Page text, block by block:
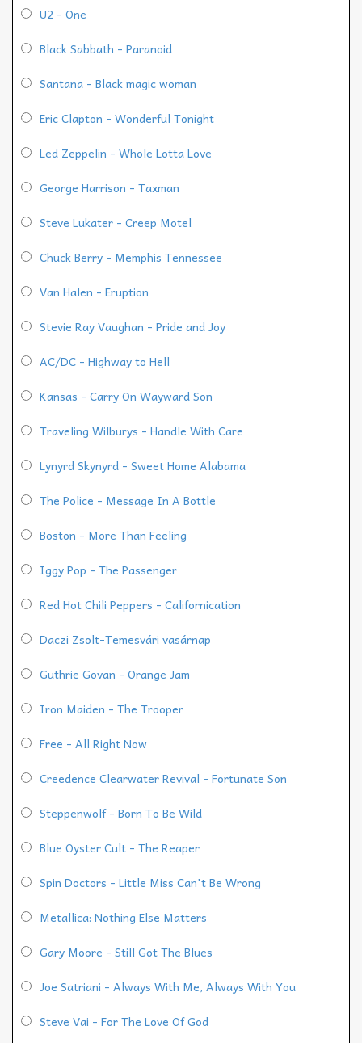
U2 - One
Black Sabbath - Paranoid
Santana - Black magic woman
Eric Clapton - Wonderful Tonight
Led Zeppelin - Whole Lotta Love
George Harrison - Taxman
Steve Lukater - Creep Motel
Chuck Berry - Memphis Tennessee
Van Halen - Eruption
Stevie Ray Vaughan - Pride and Joy
AC/DC - Highway to Hell
Kansas - Carry On Wayward Son
Traveling Wilburys - Handle With Care
Lynyrd Skynyrd - Sweet Home Alabama
The Police - Message In A Bottle
Boston - More Than Feeling
Iggy Pop - The Passenger
Red Hot Chili Peppers - Californication
Daczi Zsolt-Temesvári vasárnap
Guthrie Govan - Orange Jam
Iron Maiden - The Trooper
Free - All Right Now
Creedence Clearwater Revival - Fortunate Son
Steppenwolf - Born To Be Wild
Blue Oyster Cult - The Reaper
Spin Doctors - Little Miss Can't Be Wrong
Metallica: Nothing Else Matters
Gary Moore - Still Got The Blues
Joe Satriani - Always With Me, Always With You
Steve Vai - For The Love Of God